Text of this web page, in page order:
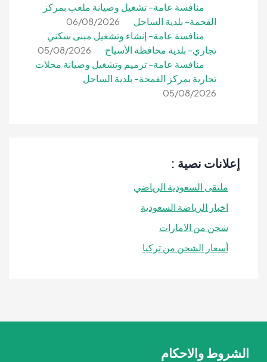
منافسة عامة- تشغيل وصيانة ملعب بمركز
القحمة- بلدية الساحل
06/08/2026
منافسة عامة- إنشاء وتشغيل مبنى سكني
تجاري- بلدية محافظة الأسياح
05/08/2026
منافسة عامة- ترميم وتشغيل وصيانة محلات
تجارية بمركز القمحة- بلدية الساحل
05/08/2026
إعلانات نصية :
ملتقى السعودية الرياضي
اخبار الرياضة السعودية
شحن من الامارات
أسعار الشحن من تركيا
الشروط والاحكام